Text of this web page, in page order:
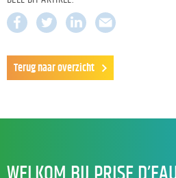
Terug naar overzicht
WELKOM BIJ PRISE